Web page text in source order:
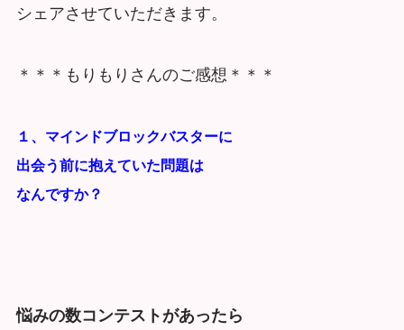
シェアさせていただきます。
＊＊＊もりもりさんのご感想＊＊＊
１、マインドブロックバスターに
出会う前に抱えていた問題は
なんですか？
悩みの数コンテストがあったら